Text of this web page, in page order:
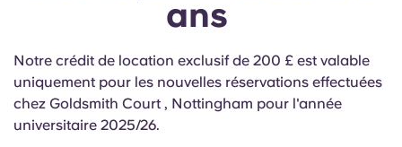
Compte Langue
Italian French
Portuguese
ans
Notre crédit de location exclusif de 200 £ est valable
uniquement pour les nouvelles réservations effectuées
chez Goldsmith Court , Nottingham pour l'année
universitaire 2025/26.